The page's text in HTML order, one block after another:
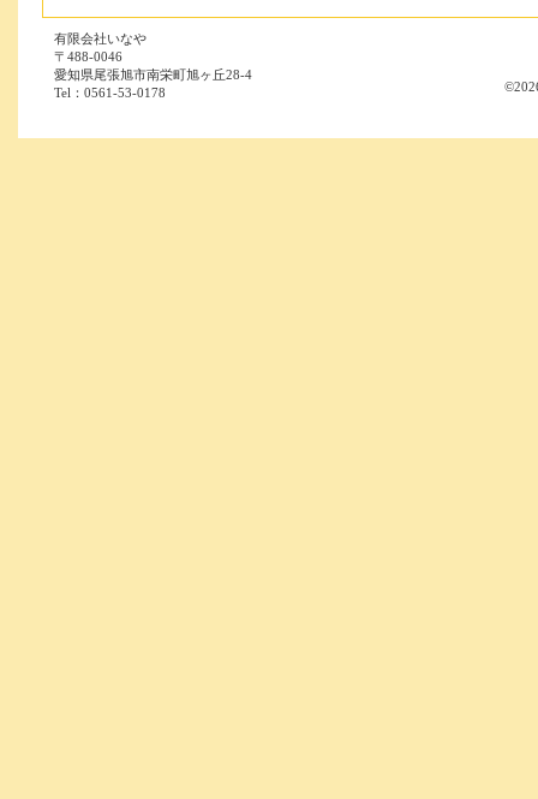
有限会社いなや
〒488-0046
愛知県尾張旭市南栄町旭ヶ丘28-4
Tel：0561-53-0178